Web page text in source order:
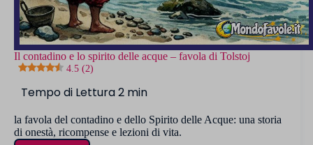
Il contadino e lo spirito delle acque – favola di Tolstoj
4.5 (2)
la favola del contadino e dello Spirito delle Acque: una storia
di onestà, ricompense e lezioni di vita.